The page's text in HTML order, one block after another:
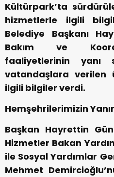
Kültürpark’ta
hizmetlerle ilgili
Belediye Başkanı
Bakım ve
faaliyetlerinin
vatandaşlara verilen
ilgili bilgiler verdi.
Hemşehrilerimizin
Başkan Hayrettin
Hizmetler Bakan
ile Sosyal Yardımlar
Mehmet